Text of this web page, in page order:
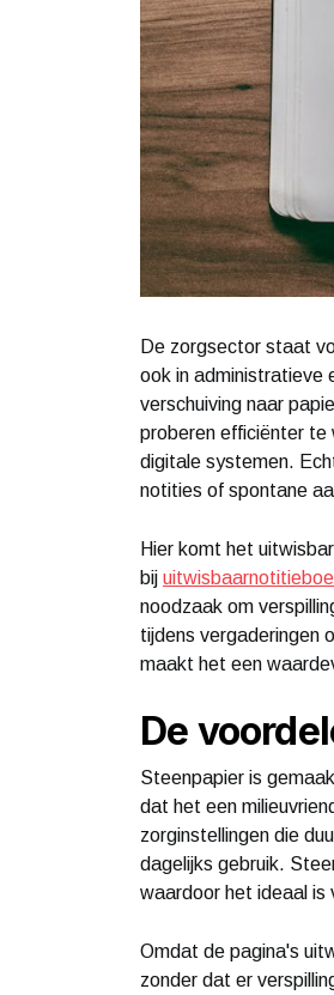
De zorgsector staat
ook in administratieve
verschuiving naar
proberen efficiënter te
digitale systemen.
notities of spontane
Hier komt het
bij
noodzaak om
tijdens vergaderingen
maakt het een
De
Steenpapier is
dat het een
zorginstellingen die
dagelijks gebruik.
waardoor het ideaal is
Omdat de pagina's
zonder dat er